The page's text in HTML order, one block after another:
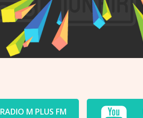
RADIO M PLUS FM